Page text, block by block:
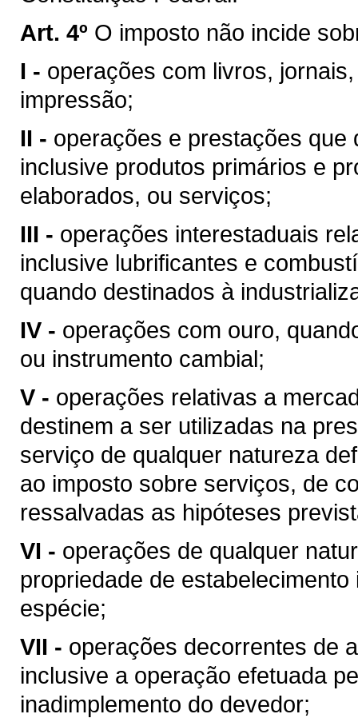
Art. 4º O imposto não incide
I - operações com livros,
impressão;
II - operações e prestações
inclusive produtos primários e
elaborados, ou serviços;
III - operações interestaduais
inclusive lubrificantes e
quando destinados à
IV - operações com ouro,
ou instrumento cambial;
V - operações relativas a
destinem a ser utilizadas na
serviço de qualquer natureza
ao imposto sobre serviços, de
ressalvadas as hipóteses
VI - operações de qualquer
propriedade de
espécie;
VII - operações decorrentes de
inclusive a operação efetuada
inadimplemento do devedor;